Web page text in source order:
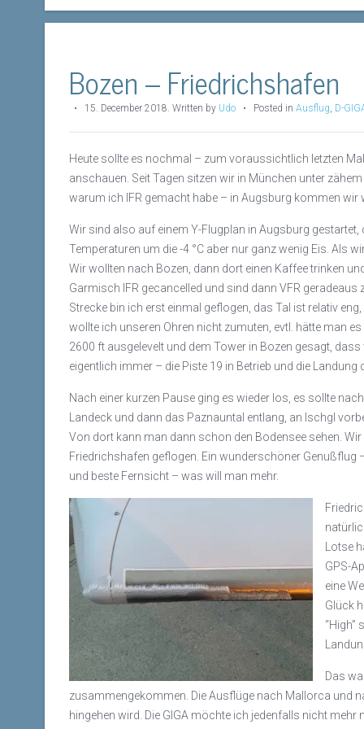
Bozen – Friedrichshafen
• 15. December 2018. Written by Udo • Posted in Ausflug, D-
Heute sollte es nochmal – zum voraussichtlich letzten
anschauen. Seit Tagen sitzen wir in München unter
warum ich IFR gemacht habe – in Augsburg kommen
Wir sind also auf einem Y-Flugplan in Augsburg
Temperaturen um die -4 °C aber nur ganz wenig Eis. Als
Wir wollten nach Bozen, dann dort einen Kaffee trinken
Garmisch IFR gecancelled und sind dann VFR
Strecke bin ich erst einmal geflogen, das Tal ist relativ
wollte ich unseren Ohren nicht zumuten, evtl. hätte man
2600 ft ausgelevelt und dem Tower in Bozen gesagt,
eigentlich immer – die Piste 19 in Betrieb und die Landung
Nach einer kurzen Pause ging es wieder los, es sollte
Landeck und dann das Paznauntal entlang, an Ischgl
Von dort kann man dann schon den Bodensee sehen.
Friedrichshafen geflogen. Ein wunderschöner Genußflug
und beste Fernsicht – was will man mehr.
Lotse
GPS-
eine
Glück
“High”
Das
zusammengekommen. Die Ausflüge nach Mallorca und
hingehen wird. Die GIGA möchte ich jedenfalls nicht